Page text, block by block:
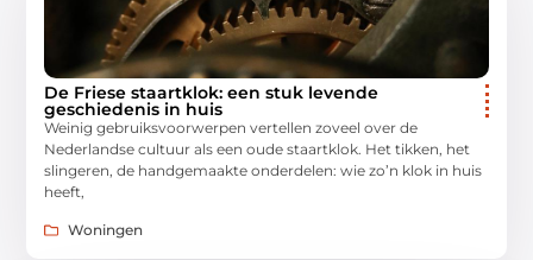
De Friese staartklok: een stuk levende
geschiedenis in huis
Weinig gebruiksvoorwerpen vertellen zoveel over de
Nederlandse cultuur als een oude staartklok. Het tikken, het
slingeren, de handgemaakte onderdelen: wie zo’n klok in huis
heeft,
Woningen